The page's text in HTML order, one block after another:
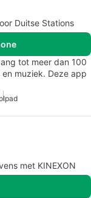
Duitse Stations
tot meer dan 100
muziek. Deze app
Ipad
met KINEXON